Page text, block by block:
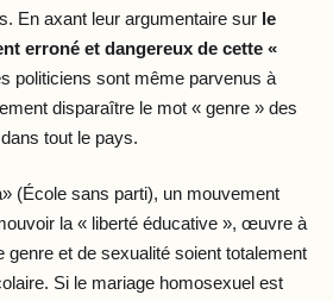
En axant leur argumentaire sur le
erroné et dangereux de cette «
politiciens sont même parvenus à
disparaître le mot « genre » des
tout le pays.
(École sans parti), un mouvement
la « liberté éducative », œuvre à
genre et de sexualité soient totalement
Si le mariage homosexuel est